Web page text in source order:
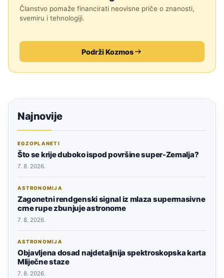
Članstvo pomaže financirati neovisne priče o znanosti,
svemiru i tehnologiji.
Podrži Kozmos
Najnovije
EGZOPLANETI
Što se krije duboko ispod površine super-Zemalja?
7. 8. 2026.
ASTRONOMIJA
Zagonetni rendgenski signal iz mlaza supermasivne
crne rupe zbunjuje astronome
7. 8. 2026.
ASTRONOMIJA
Objavljena dosad najdetaljnija spektroskopska karta
Mliječne staze
7. 8. 2026.